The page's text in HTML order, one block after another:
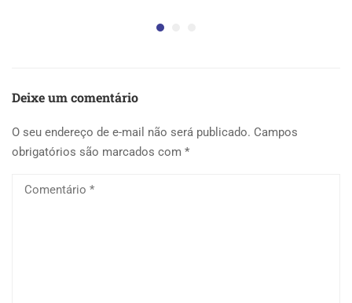
Deixe um comentário
O seu endereço de e-mail não será publicado. Campos
obrigatórios são marcados com *